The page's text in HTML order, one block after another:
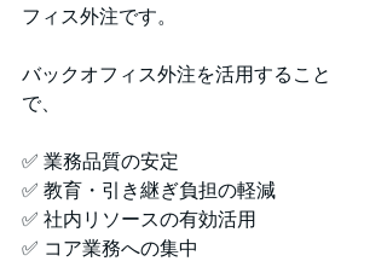
フィス外注です。
バックオフィス外注を活用すること
で、
✅ 業務品質の安定
✅ 教育・引き継ぎ負担の軽減
✅ 社内リソースの有効活用
✅ コア業務への集中